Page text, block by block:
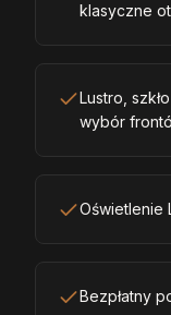
klasyczne
Lustro,
wybór
Oświetlenie
Bezpłatny